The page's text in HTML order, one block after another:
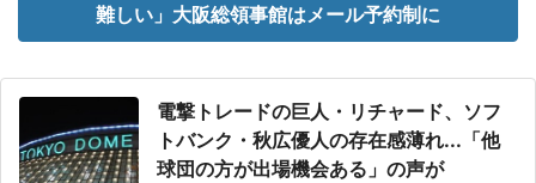
難しい」大阪総領事館はメール予約制に
電撃トレードの巨人・リチャード、ソフ
トバンク・秋広優人の存在感薄れ...「他
球団の方が出場機会ある」の声が